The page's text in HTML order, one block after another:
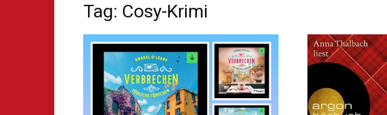
Tag: Cosy-Krimi